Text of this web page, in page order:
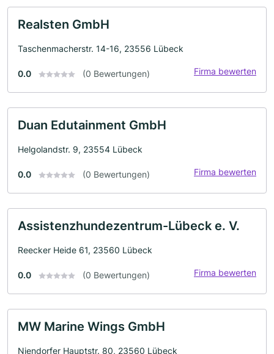
Realsten GmbH
Taschenmacherstr. 14-16, 23556 Lübeck
0.0 (0 Bewertungen) Firma bewerten
Duan Edutainment GmbH
Helgolandstr. 9, 23554 Lübeck
0.0 (0 Bewertungen) Firma bewerten
Assistenzhundezentrum-Lübeck e. V.
Reecker Heide 61, 23560 Lübeck
0.0 (0 Bewertungen) Firma bewerten
MW Marine Wings GmbH
Niendorfer Hauptstr. 80, 23560 Lübeck